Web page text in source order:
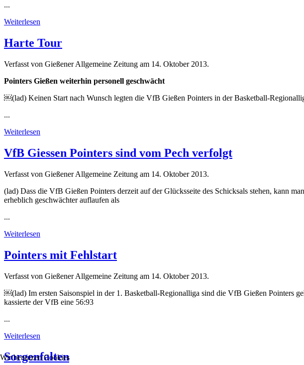
...
Weiterlesen
Harte Tour
Verfasst von Gießener Allgemeine Zeitung am 14. Oktober 2013.
Pointers Gießen weiterhin personell geschwächt
￼(lad) Keinen Start nach Wunsch legten die VfB Gießen Pointers in der Basketball-
...
Weiterlesen
VfB Giessen Pointers sind vom Pech verfolgt
Verfasst von Gießener Allgemeine Zeitung am 14. Oktober 2013.
(lad) Dass die VfB Gießen Pointers derzeit auf der Glücksseite des Schicksals stehen, kann
erheblich geschwächter auflaufen als
...
Weiterlesen
Pointers mit Fehlstart
Verfasst von Gießener Allgemeine Zeitung am 14. Oktober 2013.
￼(lad) Im ersten Saisonspiel in der 1. Basketball-Regionalliga sind die VfB Gießen Pointers
kassierte der VfB eine 56:93
...
Weiterlesen
Sorgenfalten
Wir benutzen Cookies